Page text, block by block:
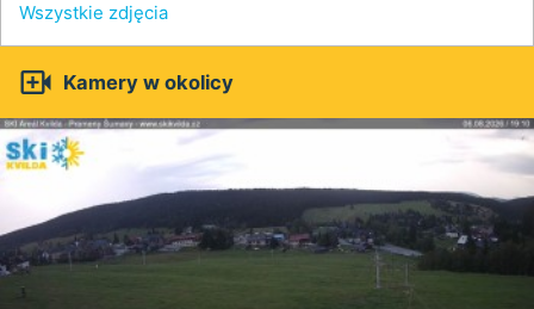
Wszystkie zdjęcia
 Kamery w okolicy